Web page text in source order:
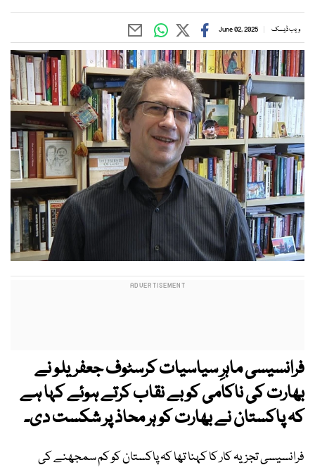
ویب ڈیسک June 02, 2025
فرانسیسی ماہرِ سیاسیات کرسٹوف جعفریلو نے
بھارت کی ناکامی کو بے نقاب کرتے ہوئے کہا ہے
کہ پاکستان نے بھارت کو ہر محاذ پر شکست دی۔
فرانسیسی تجزیہ کار کا کہنا تھا کہ پاکستان کو کم سمجھنے کی